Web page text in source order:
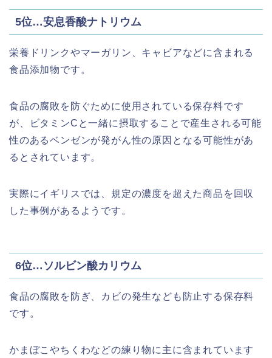
5位…安息香酸ナトリウム
栄養ドリンクやマーガリン、キャビアなどに含まれる
食品添加物です。
食品の腐敗を防ぐために使用されている保存料です
が、ビタミンCと一緒に摂取することで産生される可能
性のあるベンゼンが発がん性の原因となる可能性があ
るとされています。
実際にイギリスでは、規定の濃度を超えた商品を回収
した事例があるようです。
6位…ソルビン酸カリウム
食品の腐敗を防ぎ、カビの発生なども防止する保存料
です。
かまぼこやちくわなどの練り物に主に含まれています